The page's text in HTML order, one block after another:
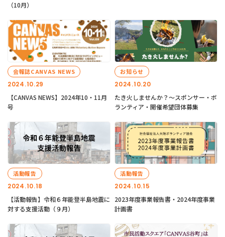
（10月）
2024.10.29
会報誌CANVAS NEWS
【CANVAS NEWS】2024年10・11月
号
2024.10.20
お知らせ
たき火しませんか？～スポンサー・ボ
ランティア・開催希望団体募集
2024.10.18
活動報告
【活動報告】令和６年能登半島地震に
対する支援活動（９月）
2024.10.15
活動報告
2023年度事業報告書・2024年度事業
計画書